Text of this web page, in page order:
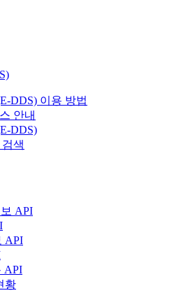
DDS) 이용 방법
안내
DDS)
색
API
API
API
황